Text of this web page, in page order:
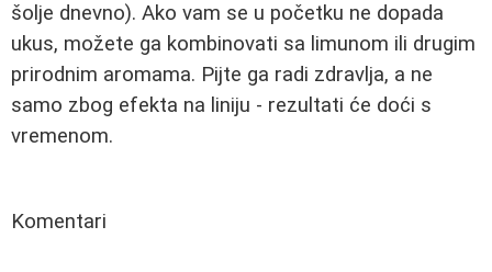
šolje dnevno). Ako vam se u početku ne dopada
ukus, možete ga kombinovati sa limunom ili drugim
prirodnim aromama. Pijte ga radi zdravlja, a ne
samo zbog efekta na liniju - rezultati će doći s
vremenom.
Komentari